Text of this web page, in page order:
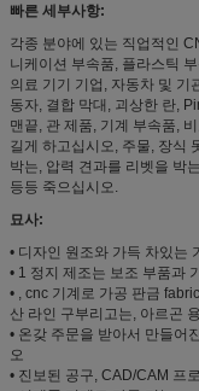
빠른 세부사항:
각종 분야에 있는 직업적인
니케이션 부속품, 플라스틱
의료 기기 기업, 자동차 및 기
동자, 결합 막대, 괴상한 란,
맨끝, 관 제품, 기계 부속품,
길게 하고십시오, 주물, 장식
박는, 압력 견과를 리벳을 박
등등 죽으십시오.
묘사:
• 디자인 원조와 가득 차있는
• 1 정지 제조는 보조 부품과
• , cnc 기계로 가공 판금
산 라인 구부리고는, 아르곤
• 온갖 주문을 받아서 만들어
오
• 진보된 공구, CAD/CAM 프